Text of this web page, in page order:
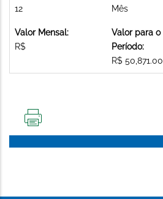
12
Mês
Valor Mensal:
R$
Valor para o
Período:
R$ 50,871.00
PÁGINA